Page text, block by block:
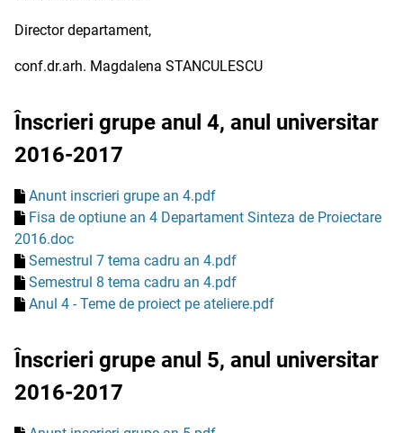
Director departament,
conf.dr.arh. Magdalena STANCULESCU
Înscrieri grupe anul 4, anul universitar
2016-2017
Anunt inscrieri grupe an 4.pdf
Fisa de optiune an 4 Departament Sinteza de Proiectare
2016.doc
Semestrul 7 tema cadru an 4.pdf
Semestrul 8 tema cadru an 4.pdf
Anul 4 - Teme de proiect pe ateliere.pdf
Înscrieri grupe anul 5, anul universitar
2016-2017